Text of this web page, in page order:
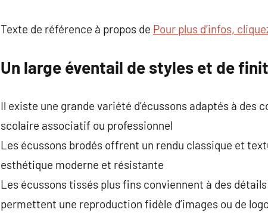
Texte de référence à propos de Pour plus d’infos,
Un large éventail de styles et de
Il existe une grande variété d’écussons adaptés à des
scolaire associatif ou professionnel
Les écussons brodés offrent un rendu classique et
esthétique moderne et résistante
Les écussons tissés plus fins conviennent à des
permettent une reproduction fidèle d’images ou de